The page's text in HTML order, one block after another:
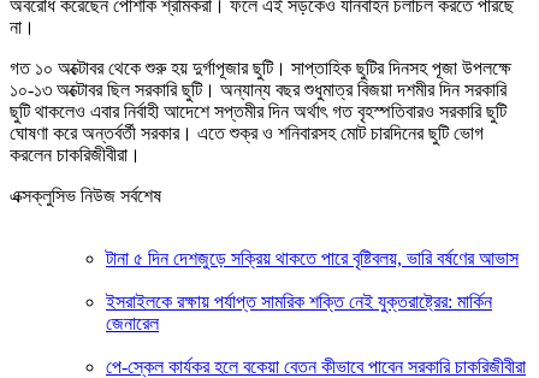
অবরোধ করেছেন পোশাক শ্রমিকরা। ফলে এই সড়কেও যানবাহন চলাচল করতে পারছে
না।
গত ১০ অক্টোবর থেকে শুরু হয় দুর্গাপূজার ছুটি। সাপ্তাহিক ছুটির দিনসহ পূজা উপলক্ষে
১০-১৩ অক্টোবর ছিল সরকারি ছুটি। অন্যান্য বছর শুধুমাত্র বিজয়া দশমীর দিন সরকারি
ছুটি থাকলেও এবার নির্বাহী আদেশে সপ্তমীর দিন অর্থাৎ গত বৃহস্পতিবারও সরকারি ছুটি
ঘোষণা করে অন্তর্বর্তী সরকার। এতে শুক্র ও শনিবারসহ মোট চারদিনের ছুটি ভোগ
করলেন চাকরিজীবীরা।
এক্সক্লুসিভ নিউজ সর্বশেষ
টানা ৫ দিন দেশজুড়ে সক্রিয় থাকতে পারে বৃষ্টিবলয়, ভারি বর্ষণের আভাস
ইসরাইলকে রক্ষায় পর্যাপ্ত সামরিক শক্তি নেই যুক্তরাষ্ট্রের: মার্কিন
জেনারেল
পে-স্কেল কার্যকর হলে বকেয়া বেতন কীভাবে পাবেন সরকারি চাকরিজীবীরা